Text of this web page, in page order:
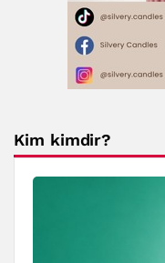
Kim kimdir?